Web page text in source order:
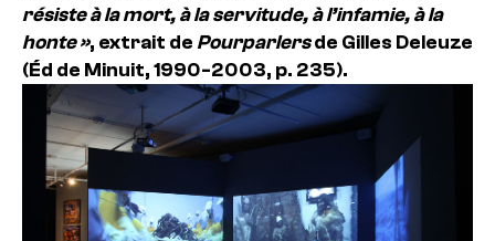
résiste à la mort, à la servitude, à l’infamie, à la
honte », extrait de Pourparlersde Gilles Deleuze
(Éd de Minuit, 1990-2003, p. 235).